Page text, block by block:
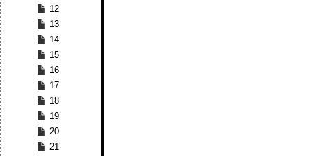
12
13
14
15
16
17
18
19
20
21